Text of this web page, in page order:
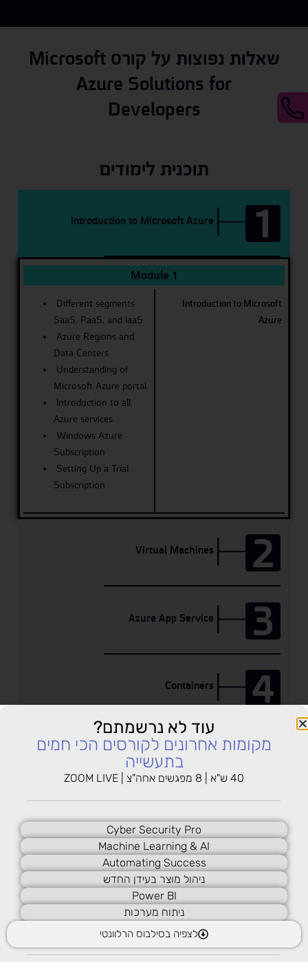
שאלות נפוצות על קורס Microsoft
Azure Solutions for
Developers
תוכנית לימודים
1
Introduction to Microsoft Azure
Module 1
Different segments
SaaS, PaaS, and IaaS
Azure Regions and
Data Centers
Understanding of
Microsoft Azure portal
Introduction to all
Azure services
Windows Azure
Subscription
Setting Up a Trial
Subscription
Introduction to Microsoft
Azure
2
Virtual Machines
3
Azure App Service
4
Containers
5
Function App
6
Azure Storage Accounts
7
SQL Database
Blob Containers
עוד לא נרשמתם?
מקומות אחרונים לקורסים הכי חמים
בתעשייה
40 ש"א | 8 מפגשים אחה"צ | ZOOM LIVE
Cyber Security Pro
Machine Learning & AI
Automating Success
ניהול מוצר בעידן החדש
Power BI
ניתוח מערכות
לצפיה בסילבוס הרלוונטי